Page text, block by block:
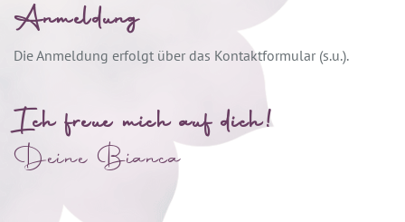
Anmeldung
Die Anmeldung erfolgt über das Kontaktformular (s.u.).
Ich freue mich auf dich!
Deine Bianca